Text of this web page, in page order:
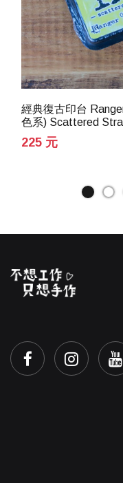
經典復古印台
色系) Scattered
225 元